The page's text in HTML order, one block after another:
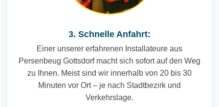
3. Schnelle Anfahrt:
Einer unserer erfahrenen Installateure aus
Persenbeug Gottsdorf macht sich sofort auf den Weg
zu Ihnen. Meist sind wir innerhalb von 20 bis 30
Minuten vor Ort – je nach Stadtbezirk und
Verkehrslage.